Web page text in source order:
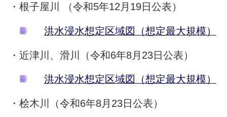
・根子屋川 （令和5年12月19日公表）
洪水浸水想定区域図（想定最大規模）
・近津川、滑川（令和6年8月23日公表）
洪水浸水想定区域図（想定最大規模）
・桧木川（令和6年8月23日公表）